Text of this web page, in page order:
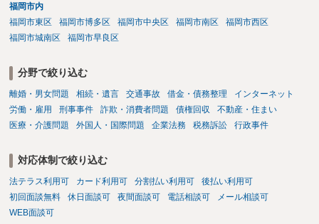
福岡市内
福岡市東区
福岡市博多区 福岡市中央区 福岡市南区
福岡市西区
福岡市城南区
福岡市早良区
分野で絞り込む
離婚・男女問題 相続・遺言 交通事故 借金・債務整理
インターネット
労働・雇用
刑事事件 詐欺・消費者問題 債権回収
不動産・住まい
医療・介護問題
外国人・国際問題 企業法務 税務訴訟 行政事件
対応体制で絞り込む
法テラス利用可 カード利用可 分割払い利用可
後払い利用可
初回面談無料
休日面談可 夜間面談可 電話相談可
メール相談可
WEB面談可